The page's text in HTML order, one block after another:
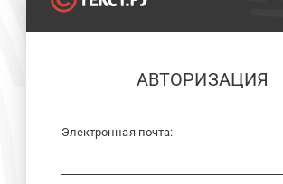
АВТОРИЗАЦИЯ
Электронная почта: